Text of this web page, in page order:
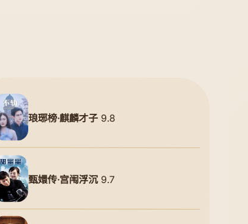
琅琊榜·麒麟才子 9.8
甄嬛传·宫闱浮沉9.7